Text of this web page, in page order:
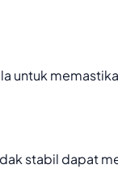
untuk
stabil dapat